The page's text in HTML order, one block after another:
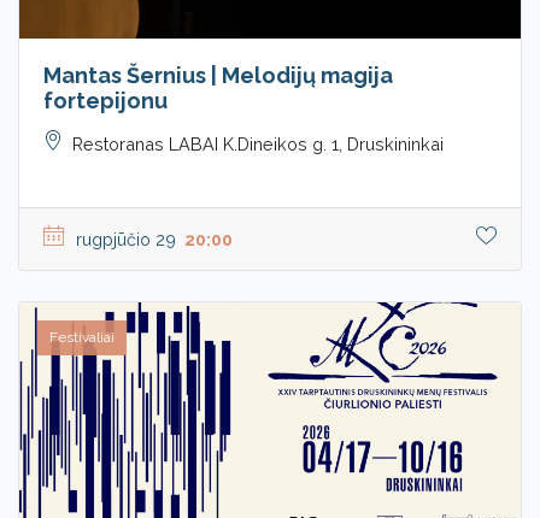
Mantas Šernius | Melodijų magija
fortepijonu
Restoranas LABAI K.Dineikos g. 1, Druskininkai
rugpjūčio 29 20:00
Festivaliai